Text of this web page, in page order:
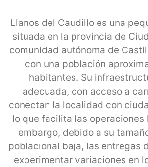
Llanos del Caudillo es una
situada en la provincia de
comunidad autónoma de
con una población
habitantes. Su
adecuada, con acceso a
conectan la localidad con
lo que facilita las operaciones
embargo, debido a su
poblacional baja, las entregas
experimentar variaciones en